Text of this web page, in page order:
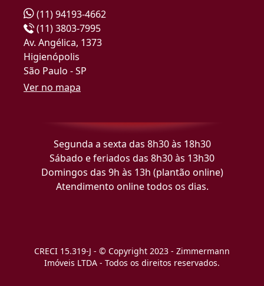
(11) 94193-4662
(11) 3803-7995
Av. Angélica, 1373
Higienópolis
São Paulo - SP
Ver no mapa
Segunda a sexta das 8h30 às 18h30
Sábado e feriados das 8h30 às 13h30
Domingos das 9h às 13h (plantão online)
Atendimento online todos os dias.
CRECI 15.319-J - © Copyright 2023 - Zimmermann
Imóveis LTDA - Todos os direitos reservados.